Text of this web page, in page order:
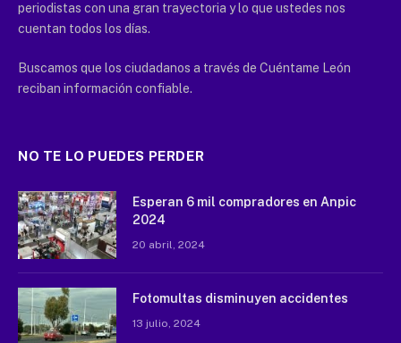
periodistas con una gran trayectoria y lo que ustedes nos
cuentan todos los días.
Buscamos que los ciudadanos a través de Cuéntame León
reciban información confiable.
NO TE LO PUEDES PERDER
Esperan 6 mil compradores en Anpic
2024
20 abril, 2024
Fotomultas disminuyen accidentes
13 julio, 2024